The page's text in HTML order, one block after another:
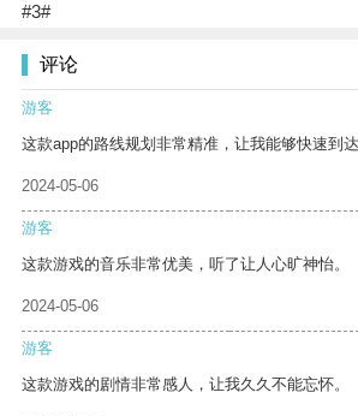
#3#
评论
游客
这款app的路线规划非常精准，让我能够快速到达
2024-05-06
游客
这款游戏的音乐非常优美，听了让人心旷神怡。
2024-05-06
游客
这款游戏的剧情非常感人，让我久久不能忘怀。